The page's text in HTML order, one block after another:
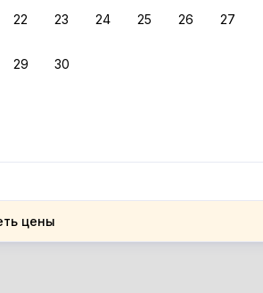
22 23 24 25 26 27
29 30
цены